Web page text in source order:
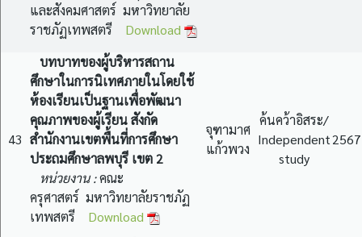
และสังคมศาสตร์ มหาวิทยาลัย
ราชภัฏเทพสตรี Download
43
บทบาทของผู้บริหารสถาน
ศึกษาในการนิเทศภายในโดยใช้
ห้องเรียนเป็นฐานเพื่อพัฒนา
คุณภาพของผู้เรียน สังกัด
สำนักงานเขตพื้นที่การศึกษา
ประถมศึกษาลพบุรี เขต 2
หน่วยงาน :คณะ
ครุศาสตร์ มหาวิทยาลัยราชภัฏ
เทพสตรี Download
จุฑามาศ
แก้วพวง
ค้นคว้าอิสระ/
Independent
study
2567